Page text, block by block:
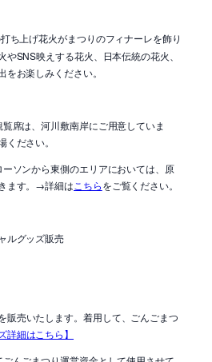
ち上げ花火がまつりのフィナーレを飾り
やSNS映えする花火、日本伝統の花火、
お楽しみください。
席は、河川敷南岸にご用意していま
ださい。
ソンから東側のエリアにおいては、原
ます。→詳細は こちらをご覧ください。
ルグッズ販売
販売いたします。着用して、ごんごまつ
詳細はこちら】